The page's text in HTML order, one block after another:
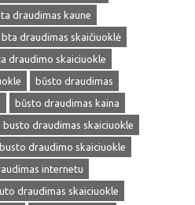
draudimas kaune
bta draudimas skaičiuoklė
draudimo skaiciuokle
būsto draudimas
būsto draudimas kaina
busto draudimas skaiciuokle
busto draudimo skaiciuokle
internetu
draudimas skaiciuokle